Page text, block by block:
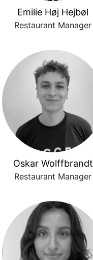
Emilie Høj Hejbøl
Restaurant Manager
Oskar Wolffbrandt
Restaurant Manager